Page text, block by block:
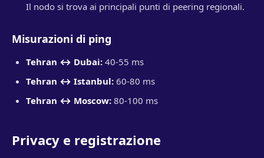
Il nodo si trova ai principali punti di peering regionali.
Misurazioni di ping
Tehran ↔ Dubai: 40-55 ms
Tehran ↔ Istanbul: 60-80 ms
Tehran ↔ Moscow: 80-100 ms
Privacy e registrazione